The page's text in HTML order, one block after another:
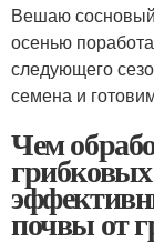
Вешаю
осенью
следующего
семена и
Чем
почвы от